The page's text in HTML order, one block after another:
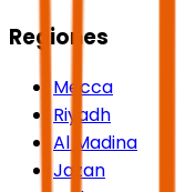
Regiones
Mecca
Riyadh
Al Madina
Jazan